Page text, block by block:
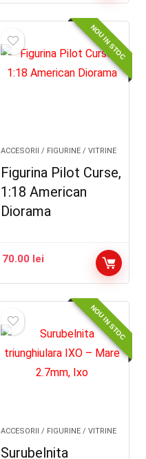
100.00 lei.
80.00 lei. NOU IN STOC
ACCESORII / FIGURINE / VITRINE
Figurina Pilot Curse,
1:18 American
Diorama
70.00 lei
NOU IN STOC
ACCESORII / FIGURINE / VITRINE
Surubelnita